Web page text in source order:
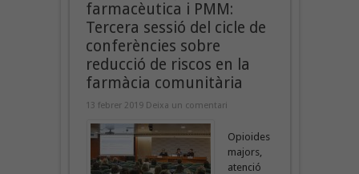
farmacèutica i PMM:
Tercera sessió del cicle de
conferències sobre
reducció de riscos en la
farmàcia comunitària
13 febrer 2019 Deixa un comentari
Opioides
majors,
atenció